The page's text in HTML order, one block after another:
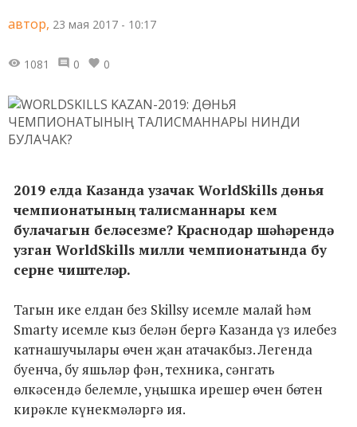
автор, 23 мая 2017 - 10:17
1081 0 0
2019 елда Казанда узачак WorldSkills дөнья
чемпионатының талисманнары кем
булачагын беләсезме? Краснодар шәһәрендә
узган WorldSkills милли чемпионатында бу
серне чиштеләр.
Тагын ике елдан без Skillsy исемле малай һәм
Smarty исемле кыз белән бергә Казанда үз илебез
катнашучылары өчен җан атачакбыз. Легенда
буенча, бу яшьләр фән, техника, сәнгать
өлкәсендә белемле, уңышка ирешер өчен бөтен
кирәкле күнекмәләргә ия.